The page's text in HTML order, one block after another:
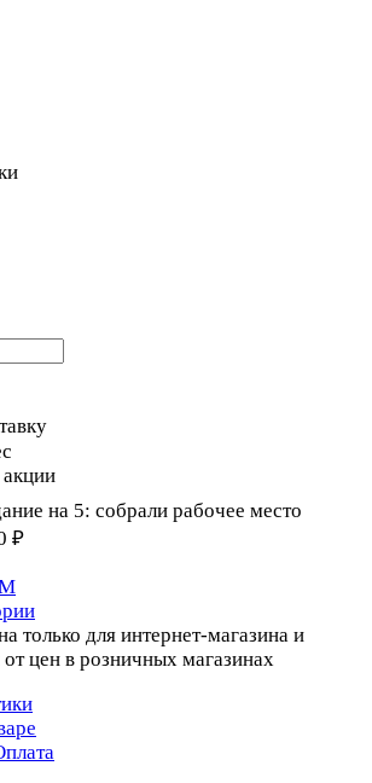
акции
на 5: собрали рабочее место
₽
только для интернет-магазина и
цен в розничных магазинах